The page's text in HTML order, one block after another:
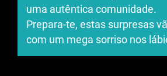
uma autêntica comunidade.
Prepara-te, estas surpresas
com um mega sorriso nos